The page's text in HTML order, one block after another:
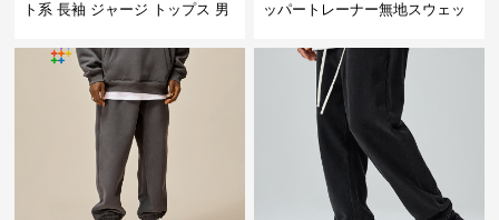
ト系 長袖 ジャージ トップス 男
ッパートレーナー無地スウェッ